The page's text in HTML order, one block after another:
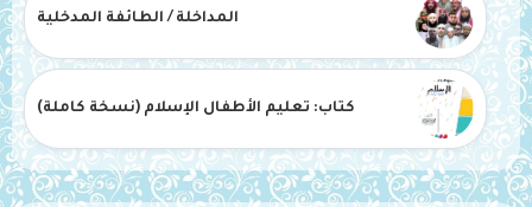
المداخلة / الطائفة المدخلية
كتاب: تعليم الأطفال الإسلام (نسخة كاملة)